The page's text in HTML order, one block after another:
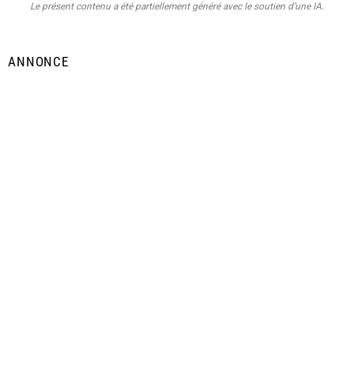
Le présent contenu a été partiellement généré avec le soutien d’une IA.
ANNONCE